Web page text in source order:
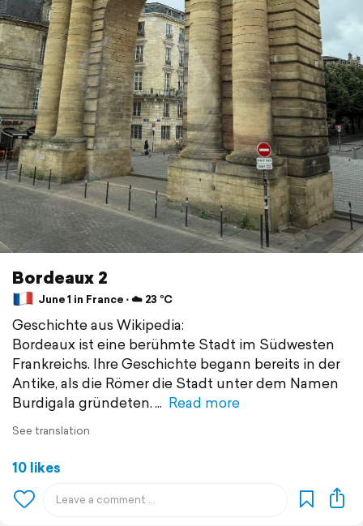
Bordeaux 2
June 1 in France ⋅ ☁️ 23 °C
Geschichte aus Wikipedia:
Bordeaux ist eine berühmte Stadt im Südwesten
Frankreichs. Ihre Geschichte begann bereits in der
Antike, als die Römer die Stadt unter dem Namen
Burdigala gründeten.
Read more
See translation
10 likes